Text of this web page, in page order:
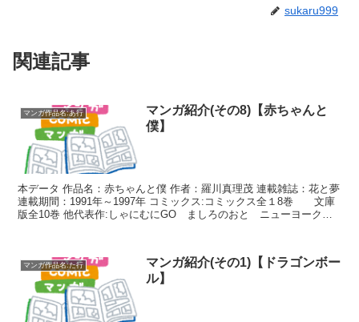
sukaru999
関連記事
マンガ作品名:あ行
マンガ紹介(その8)【赤ちゃんと
僕】
本データ 作品名：赤ちゃんと僕 作者：羅川真理茂 連載雑誌：花と夢
連載期間：1991年～1997年 コミックス:コミックス全１8巻 文庫
版全10巻 他代表作:しゃにむにGO ましろのおと ニューヨークニ
マンガ作品名:た行
マンガ紹介(その1)【ドラゴンボー
ル】